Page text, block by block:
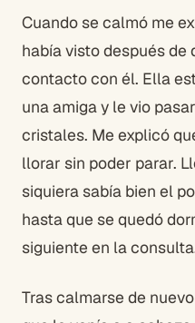
Cuando se calmó me
había visto después de
contacto con él. Ella
una amiga y le vio
cristales. Me explicó
llorar sin poder parar.
siquiera sabía bien el
hasta que se quedó
siguiente en la
Tras calmarse de